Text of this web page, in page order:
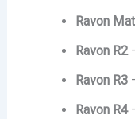
Ravon
Ravon R2
Ravon R3
Ravon R4